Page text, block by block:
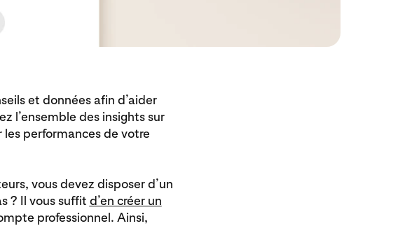
et données afin d’aider
l’ensemble des insights sur
performances de votre
vous devez disposer d’un
? Il vous suffit d’en créer un
professionnel. Ainsi,